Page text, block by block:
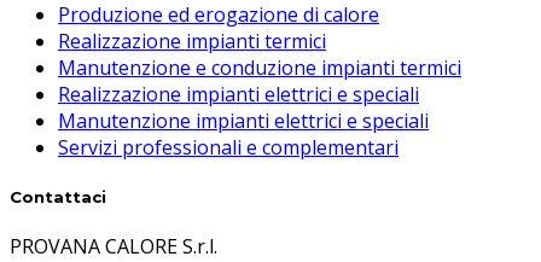
Produzione ed erogazione di calore
Realizzazione impianti termici
Manutenzione e conduzione impianti termici
Realizzazione impianti elettrici e speciali
Manutenzione impianti elettrici e speciali
Servizi professionali e complementari
Contattaci
PROVANA CALORE S.r.l.